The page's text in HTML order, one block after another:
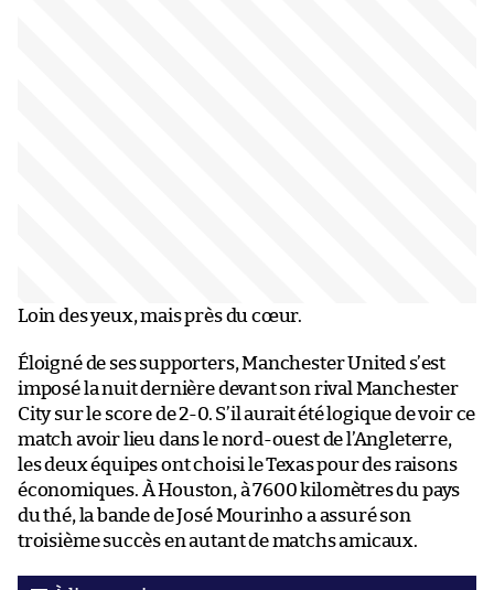
Loin des yeux, mais près du cœur.
Éloigné de ses supporters, Manchester United s’est
imposé la nuit dernière devant son rival Manchester
City sur le score de 2-0. S’il aurait été logique de voir ce
match avoir lieu dans le nord-ouest de l’Angleterre,
les deux équipes ont choisi le Texas pour des raisons
économiques. À Houston, à 7600 kilomètres du pays
du thé, la bande de José Mourinho a assuré son
troisième succès en autant de matchs amicaux.